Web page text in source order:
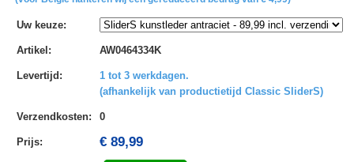
Uw keuze:
Artikel : AW0464334K
Levertijd :
1 tot 3 werkdagen.
(afhankelijk van productietijd Classic SliderS)
Verzendkosten: 0
Prijs: € 89,99